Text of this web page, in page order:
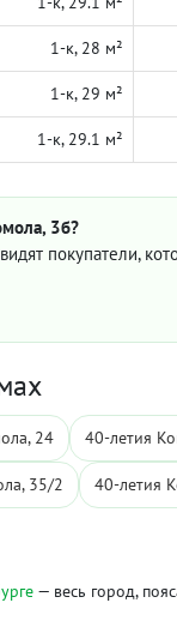
1-к, 28 м²
1-к, 29 м²
1-к, 29.1 м²
3б?
покупатели,
24 40-летия
35/2 40-летия
— весь город,